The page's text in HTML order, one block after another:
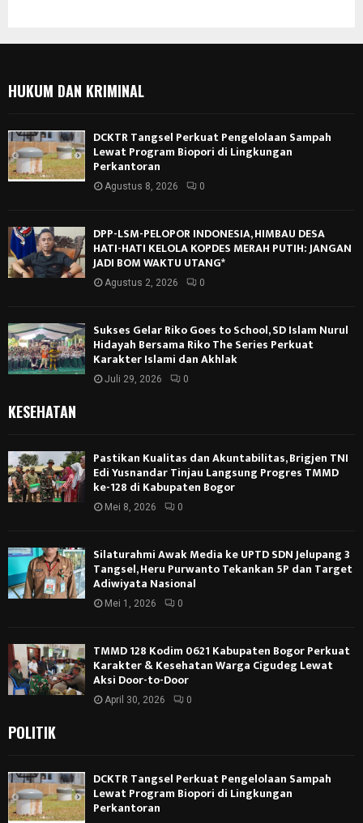
HUKUM DAN KRIMINAL
DCKTR Tangsel Perkuat Pengelolaan Sampah
Lewat Program Biopori di Lingkungan
Perkantoran
Agustus 8, 2026 0
DPP-LSM-PELOPOR INDONESIA, HIMBAU DESA
HATI-HATI KELOLA KOPDES MERAH PUTIH: JANGAN
JADI BOM WAKTU UTANG*
Agustus 2, 2026 0
Sukses Gelar Riko Goes to School, SD Islam Nurul
Hidayah Bersama Riko The Series Perkuat
Karakter Islami dan Akhlak
Juli 29, 2026 0
KESEHATAN
Pastikan Kualitas dan Akuntabilitas, Brigjen TNI
Edi Yusnandar Tinjau Langsung Progres TMMD
ke-128 di Kabupaten Bogor
Mei 8, 2026 0
Silaturahmi Awak Media ke UPTD SDN Jelupang 3
Tangsel, Heru Purwanto Tekankan 5P dan Target
Adiwiyata Nasional
Mei 1, 2026 0
TMMD 128 Kodim 0621 Kabupaten Bogor Perkuat
Karakter & Kesehatan Warga Cigudeg Lewat
Aksi Door-to-Door
April 30, 2026 0
POLITIK
DCKTR Tangsel Perkuat Pengelolaan Sampah
Lewat Program Biopori di Lingkungan
Perkantoran